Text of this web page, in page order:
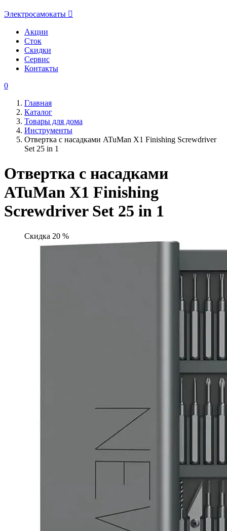
Электросамокаты
Акции
Сток
Скидки
Сервис
Контакты
0
Главная
Каталог
Товары для дома
Инструменты
Отвертка с насадками ATuMan X1 Finishing Screwdriver
Set 25 in 1
Отвертка с насадками
ATuMan X1 Finishing
Screwdriver Set 25 in 1
Скидка 20 %